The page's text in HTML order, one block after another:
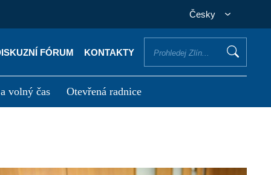
Česky
FÓRUM KONTAKTY
volný čas Otevřená radnice